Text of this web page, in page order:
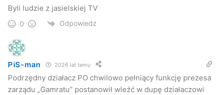
Byli ludzie z jasielskiej TV
0 Odpowiedz
PiS-man 2026 lat temu
Podrzędny działacz PO chwilowo pełniący funkcję prezesa
zarządu „Gamratu” postanowił wleźć w dupę działaczowi